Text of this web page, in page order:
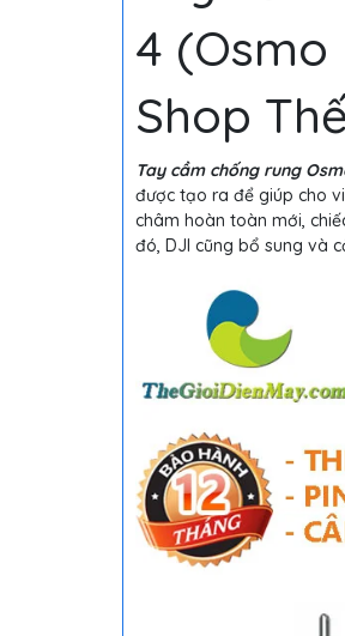
4 (Osmo
Shop
Tay cầm chống rung
được tạo ra để giúp cho
châm hoàn toàn mới,
đó, DJI cũng bổ sung và